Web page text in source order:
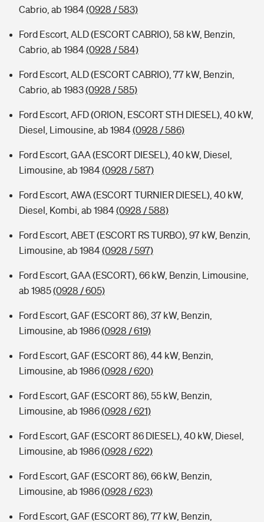
Cabrio, ab 1984(0928 / 583)
Ford Escort, ALD (ESCORT CABRIO), 58 kW, Benzin,
Cabrio, ab 1984(0928 / 584)
Ford Escort, ALD (ESCORT CABRIO), 77 kW, Benzin,
Cabrio, ab 1983(0928 / 585)
Ford Escort, AFD (ORION, ESCORT STH DIESEL), 40 kW,
Diesel, Limousine, ab 1984(0928 / 586)
Ford Escort, GAA (ESCORT DIESEL), 40 kW, Diesel,
Limousine, ab 1984(0928 / 587)
Ford Escort, AWA (ESCORT TURNIER DIESEL), 40 kW,
Diesel, Kombi, ab 1984(0928 / 588)
Ford Escort, ABET (ESCORT RS TURBO), 97 kW, Benzin,
Limousine, ab 1984(0928 / 597)
Ford Escort, GAA (ESCORT), 66 kW, Benzin, Limousine,
ab 1985(0928 / 605)
Ford Escort, GAF (ESCORT 86), 37 kW, Benzin,
Limousine, ab 1986(0928 / 619)
Ford Escort, GAF (ESCORT 86), 44 kW, Benzin,
Limousine, ab 1986(0928 / 620)
Ford Escort, GAF (ESCORT 86), 55 kW, Benzin,
Limousine, ab 1986(0928 / 621)
Ford Escort, GAF (ESCORT 86 DIESEL), 40 kW, Diesel,
Limousine, ab 1986(0928 / 622)
Ford Escort, GAF (ESCORT 86), 66 kW, Benzin,
Limousine, ab 1986(0928 / 623)
Ford Escort, GAF (ESCORT 86), 77 kW, Benzin,